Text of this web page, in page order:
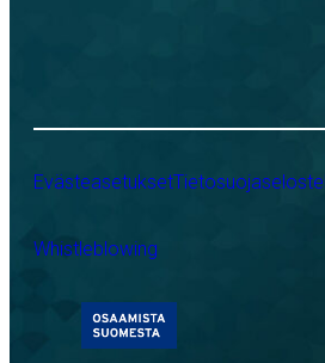
EvästeasetuksetTietosuojaseloste
Whistleblowing